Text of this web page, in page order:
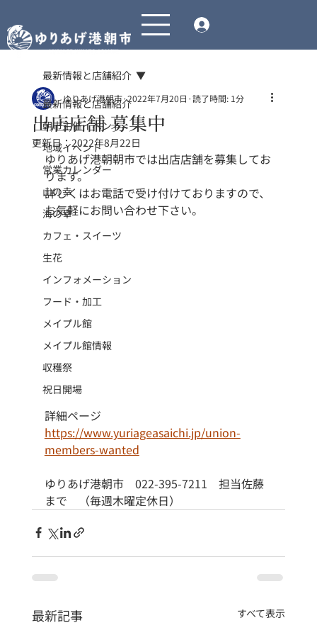
最新情報と店舗紹介
朝市主催イベント
地域イベント
営業カレンダー
山の幸
海の幸
カフェ・スイーツ
生花
インフォメーション
フード・加工
メイプル館
メイプル館情報
収穫祭
祝日開場
最新情報と店舗紹介
出店店舗 募集中
ゆりあげ港朝市 2022年7月20日 読了時間: 1分
更新日：2022年8月22日
ゆりあげ港朝朝市では出店店舗を募集してお
ります。
詳しくはお電話で受け付けておりますので、
お気軽にお問い合わせ下さい。
詳細ページ
https://www.yuriageasaichi.jp/union-
members-wanted
ゆりあげ港朝市　022-395-7211　担当佐藤
まで　（毎週木曜定休日）
最新記事 すべて表示